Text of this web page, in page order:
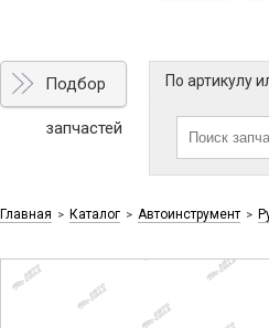
Подбор
запчастей
По артикулу
Главная > Каталог > Автоинструмент >